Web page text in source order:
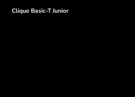
Clique Basic-T Junior